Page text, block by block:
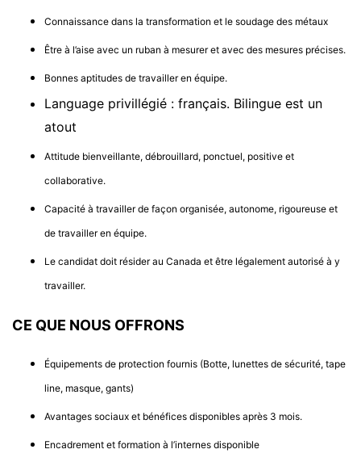
Connaissance dans la transformation et le soudage des métaux
Être à l’aise avec un ruban à mesurer et avec des mesures précises.
Bonnes aptitudes de travailler en équipe.
Language privillégié : français. Bilingue est un
atout
Attitude bienveillante, débrouillard, ponctuel, positive et
collaborative.
Capacité à travailler de façon organisée, autonome, rigoureuse et
de travailler en équipe.
Le candidat doit résider au Canada et être légalement autorisé à y
travailler.
CE QUE NOUS OFFRONS
Équipements de protection fournis (Botte, lunettes de sécurité, tape
line, masque, gants)
Avantages sociaux et bénéfices disponibles après 3 mois.
Encadrement et formation à l’internes disponible